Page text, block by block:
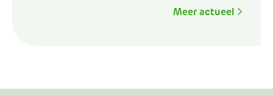
Meer actueel